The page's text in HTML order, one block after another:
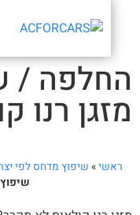
/
רנו
ראשי»שיפוץ מדחס לפי יצרן»
שיפוץ